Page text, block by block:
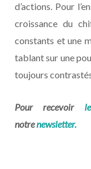
d’actions. Pour
croissance du
constants et une
tablant sur une
toujours
Pour recevoir
notrenewsletter.